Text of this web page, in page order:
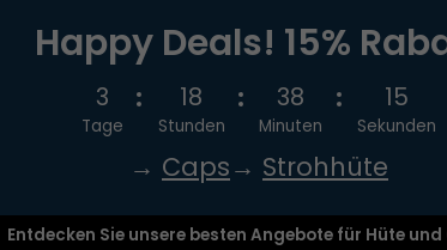
Happy Deals! 15%
3
Tage
18
Stunden
38
Minuten
14
Sekunden
→ Caps→ Strohhüte
Entdecken Sie unsere besten Angebote für Hüte